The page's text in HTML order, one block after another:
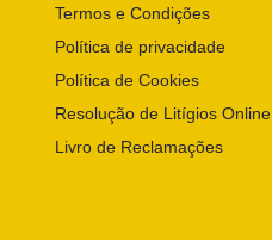
Termos e Condições
Política de privacidade
Política de Cookies
Resolução de Litígios Online
Livro de Reclamações